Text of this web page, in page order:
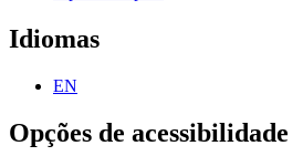
Idiomas
EN
Opções de acessibilidade